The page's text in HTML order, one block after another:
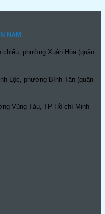
NAM
phường Xuân Hòa (quận
Lộc, phường Bình Tân (quận
Vũng Tàu, TP Hồ chí Minh